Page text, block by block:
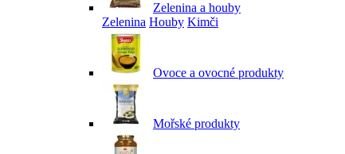
Zelenina a houby
Zelenina Houby Kimči
Ovoce a ovocné produkty
Mořské produkty